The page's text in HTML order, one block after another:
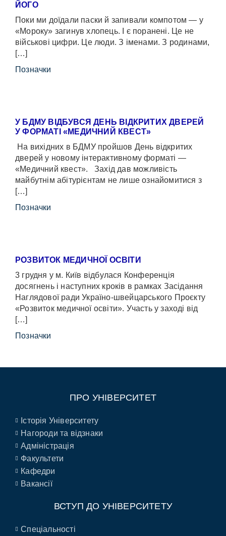
ЙОГО
Поки ми доїдали паски й запивали компотом — у
«Мороку» загинув хлопець. І є поранені. Це не
військові цифри. Це люди. З іменами. З родинами,
[…]
Позначки
У БДМУ ВІДБУВСЯ ДЕНЬ ВІДКРИТИХ ДВЕРЕЙ
У ФОРМАТІ «МЕДИЧНИЙ КВЕСТ»
На вихідних в БДМУ пройшов День відкритих
дверей у новому інтерактивному форматі —
«Медичний квест». Захід дав можливість
майбутнім абітурієнтам не лише ознайомитися з
[…]
Позначки
РОЗВИТОК МЕДИЧНОЇ ОСВІТИ
3 грудня у м. Київ відбулася Конференція
досягнень і наступних кроків в рамках Засідання
Наглядової ради Україно-швейцарського Проєкту
«Розвиток медичної освіти». Участь у заході від
[…]
Позначки
ПРО УНІВЕРСИТЕТ
Історія Університету
Нагороди та відзнаки
Адміністрація
Факультети
Кафедри
Вакансії
ВСТУП ДО УНІВЕРСИТЕТУ
Спеціальності